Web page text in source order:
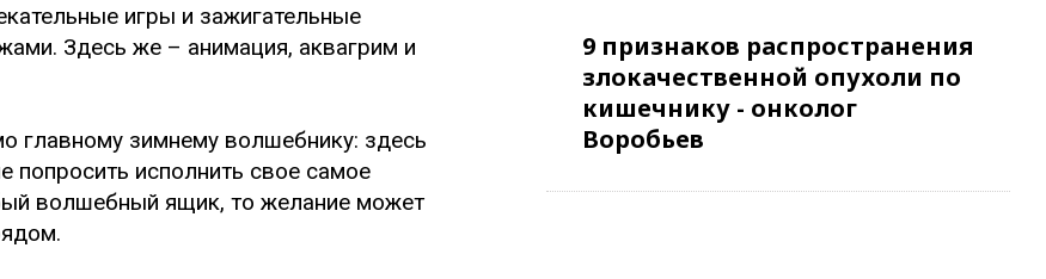
игры и зажигательные
Здесь же – анимация, аквагрим и
главному зимнему волшебнику: здесь
попросить исполнить свое самое
волшебный ящик, то желание может
9 признаков распространения
злокачественной опухоли по
кишечнику - онколог
Воробьев